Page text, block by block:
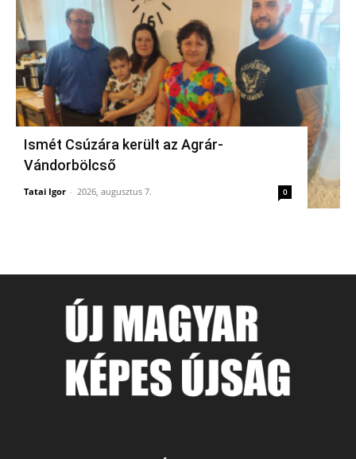
Ismét Csúzára került az Agrár-
Vándorbölcső
Tatai Igor - 2026, augusztus 7. 0